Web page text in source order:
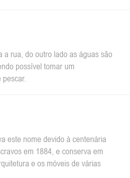
a rua, do outro lado as águas são
possível tomar um
este nome devido à centenária
em 1884, e conserva em
e os móveis de várias